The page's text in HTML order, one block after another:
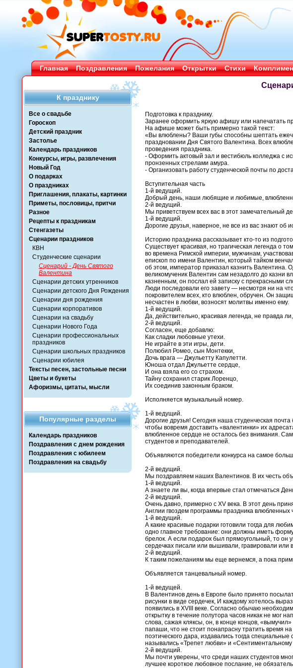
Главная Поздравления Пожелания Открытки Стихи
К празднику
Все о свадьбе
Гороскоп
Детский праздник
Застолье
Календарь праздников
Конкурсы, игры, развлечения
Новый Год
О подарках
О праздниках
Приглашения, плакаты, картинки
Приметы, пословицы, притчи
Разное
Рецепты к праздникам
Стенгазеты
Сценарии праздников
КВН
Студенческие сценарии
Сценарий - День Святого
Валентина
Сценарии детских утренников
Сценарии детского Дня Рождения
Сценарии дня рождения
Сценарии корпоративов
Сценарии на свадьбу
Сценарии Нового Года
Сценарии профессиональных
праздников
Сценарии школьных праздников
Сценарии юбилея
Тексты песен, застольные песни
Цветы и букеты
Афоризмы, цитаты, мысли
Популярные разделы
Календарь праздников
Поздравления с днем рождения
Поздравления с юбилеем
Поздравления на свадьбу
Подготовка к празднику.
Заранее оформить яркую афишу или напечатать
На афише может быть примерно такой текст:
«Вы влюблены? Ваши губы способны шептать
праздновании Дня Святого Валентина. Всех
проведения праздника.
- Оформить актовый зал и вестибюль колледжа с
пронзенных стрелами амура.
- Организовать работу студенческой почты по
Вступительная часть
1-й ведущий.
Добрый день, наши любящие и любимые,
2-й ведущий.
Мы приветствуем всех вас в этот замечательный
1-й ведущий.
Дорогие друзья, наверное, не все из вас знают об
Историю праздника рассказывает кто-то из
Существует красивая, но трагическая легенда о
во времена Римской империи, мужчинам,
епископ по имени Валентин, который тайком
об этом, император приказал казнить Валентина.
великомученик Валентин сам незадолго до казни
казненным, он послал ей записку с прекрасными
Люди последовали его завету — несмотря ни на
покровителем всех, кто влюблен, обручен. Он
несчастен в любви, возносят молитвы именно ему.
1-й ведущий.
Да, действительно, красивая легенда, не правда
2-й ведущий.
Согласен, еще добавлю:
Как сладки любовные утехи.
Не играйте в эти игры, дети.
Полюбил Ромео, сын Монтекки,
Дочь врага — Джульетту Капулетти.
Юноша отдал Джульетте сердце,
И она взяла его со страхом.
Тайну сохранил старик Лоренцо,
Их соединив законным браком.
Исполняется музыкальный номер.
1-й ведущий.
Дорогие друзья! Сегодня наша студенческая
чтобы вовремя доставить «валентинки» их
влюбленное сердце не осталось без внимания.
студентов и преподавателей.
Объявляются победители конкурса на самое
2-й ведущий.
Мы поздравляем наших Валентинов. В их честь
1-й ведущий.
А знаете ли вы, когда впервые стал отмечаться
2-й ведущий.
Очень давно, примерно с XV века. В этот день
Англии гвоздем программы праздника
1-й ведущий.
А какие красивые подарки готовили тогда для
одно главное требование: они должны иметь
брелок. А если подарок был прямоугольный, то он
сердечках писали или вышивали, гравировали
2-й ведущий.
К таким пожеланиям мы еще вернемся, а пока
Объявляется танцевальный номер.
1-й ведущей.
В Валентинов день в Европе было принято
рисунки в виде сердечек, И каждому хотелось
появились в XVIII веке. Согласно обычаю
открытку в течение полутора часов никак не мог
слова, сажая кляксы, он, в конце концов,
папаши, что не стоит понапрасну тратить время
поэтического дара, издавались тогда
назывались «Трепет любви» и
2-й ведущий.
Мы почти уверены, что среди наших студентов
лучшее короткое любовное послание, не